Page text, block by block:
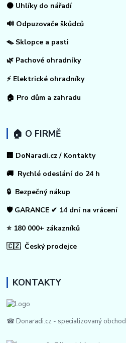
⚫ Uhlíky do nářadí
🔊 Odpuzovače škůdců
🪤 Sklopce a pasti
🌿 Pachové ohradníky
⚡ Elektrické ohradníky
🏠 Pro dům a zahradu
🏠 O FIRMĚ
🏢 DoNaradi.cz / Kontakty
🚚 Rychlé odeslání do 24 h
🔒 Bezpečný nákup
🛡️ GARANCE ✔ 14 dní na vrácení
⭐ 180 000+ zákazníků
🇨🇿 Český prodejce
KONTAKTY
☎ Donaradi.cz - specializovaný obchod